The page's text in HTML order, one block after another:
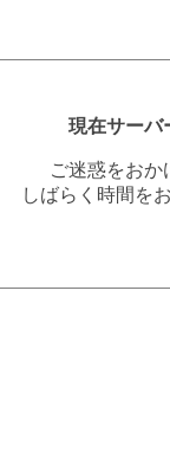
現在サーバ
ご迷惑をおか
しばらく時間を